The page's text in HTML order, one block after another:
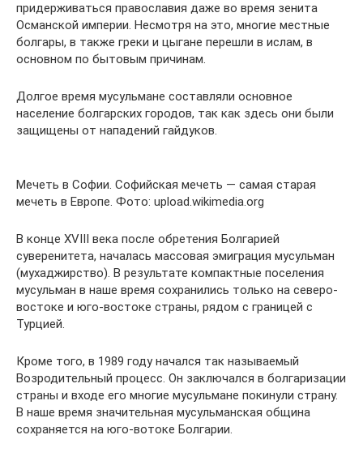
придерживаться православия даже во время зенита
Османской империи. Несмотря на это, многие местные
болгары, в также греки и цыгане перешли в ислам, в
основном по бытовым причинам.
Долгое время мусульмане составляли основное
население болгарских городов, так как здесь они были
защищены от нападений гайдуков.
Мечеть в Софии. Софийская мечеть — самая старая
мечеть в Европе. Фото: upload.wikimedia.org
В конце XVIII века после обретения Болгарией
суверенитета, началась массовая эмиграция мусульман
(мухаджирство). В результате компактные поселения
мусульман в наше время сохранились только на северо-
востоке и юго-востоке страны, рядом с границей с
Турцией.
Кроме того, в 1989 году начался так называемый
Возродительный процесс. Он заключался в болгаризации
страны и входе его многие мусульмане покинули страну.
В наше время значительная мусульманская община
сохраняется на юго-вотоке Болгарии.